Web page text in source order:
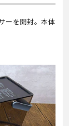
ーを開封。本体